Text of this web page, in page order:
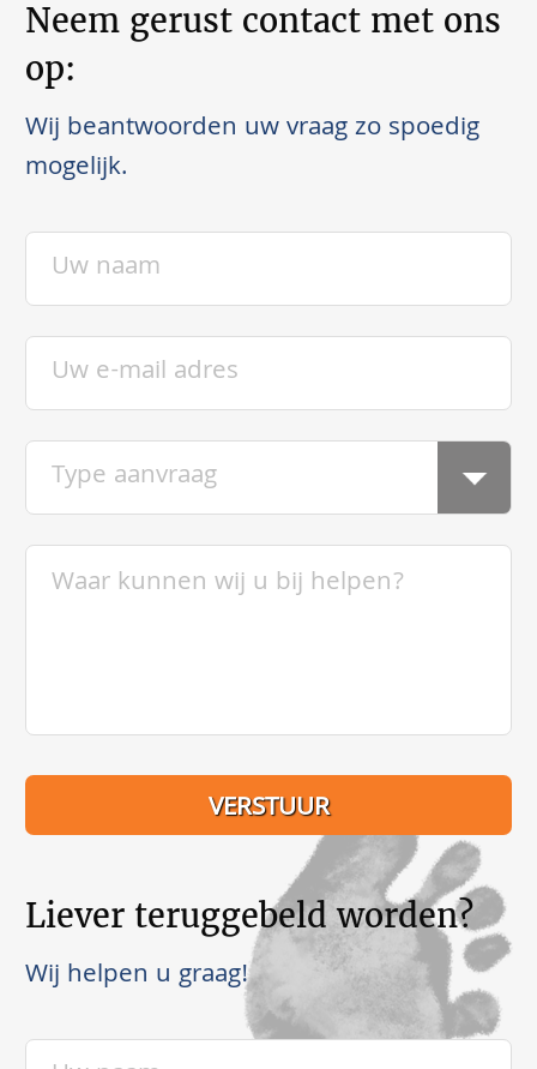
Neem gerust contact met ons
op:
Wij beantwoorden uw vraag zo spoedig
mogelijk.
Liever teruggebeld worden?
Wij helpen u graag!